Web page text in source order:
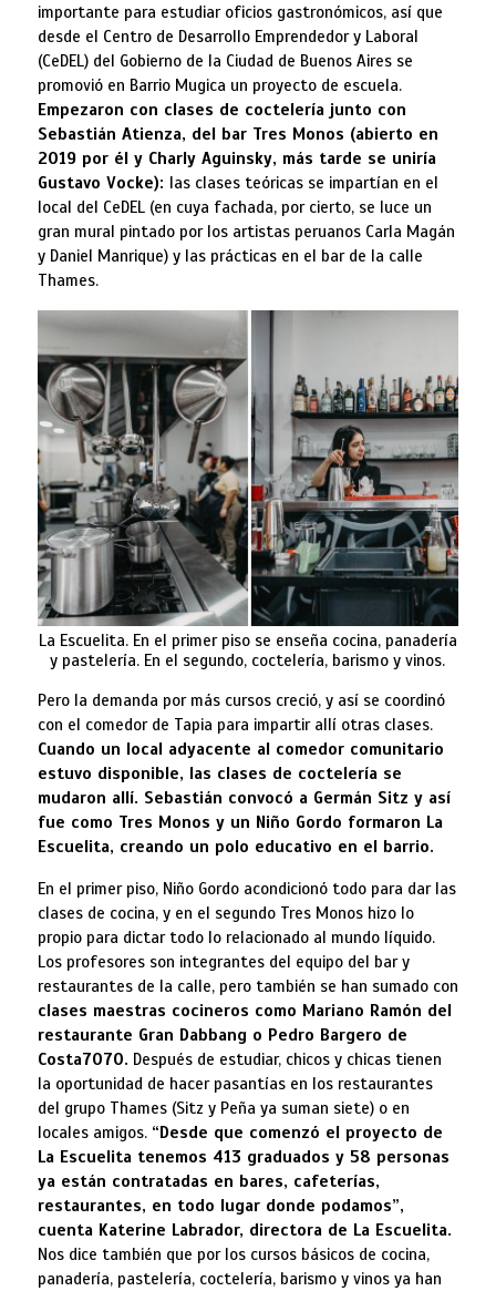
importante para estudiar oficios gastronómicos, así que
desde el Centro de Desarrollo Emprendedor y Laboral
(CeDEL) del Gobierno de la Ciudad de Buenos Aires se
promovió en Barrio Mugica un proyecto de escuela.
Empezaron con clases de coctelería junto con
Sebastián Atienza, del bar Tres Monos (abierto en
2019 por él y Charly Aguinsky, más tarde se uniría
Gustavo Vocke): las clases teóricas se impartían en el
local del CeDEL (en cuya fachada, por cierto, se luce un
gran mural pintado por los artistas peruanos Carla Magán
y Daniel Manrique) y las prácticas en el bar de la calle
Thames.
La Escuelita. En el primer piso se enseña cocina, panadería
y pastelería. En el segundo, coctelería, barismo y vinos.
Pero la demanda por más cursos creció, y así se coordinó
con el comedor de Tapia para impartir allí otras clases.
Cuando un local adyacente al comedor comunitario
estuvo disponible, las clases de coctelería se
mudaron allí. Sebastián convocó a Germán Sitz y así
fue como Tres Monos y un Niño Gordo formaron La
Escuelita, creando un polo educativo en el barrio.
En el primer piso, Niño Gordo acondicionó todo para dar las
clases de cocina, y en el segundo Tres Monos hizo lo
propio para dictar todo lo relacionado al mundo líquido.
Los profesores son integrantes del equipo del bar y
restaurantes de la calle, pero también se han sumado con
clases maestras cocineros como Mariano Ramón del
restaurante Gran Dabbang o Pedro Bargero de
Costa7070. Después de estudiar, chicos y chicas tienen
la oportunidad de hacer pasantías en los restaurantes
del grupo Thames (Sitz y Peña ya suman siete) o en
locales amigos. “Desde que comenzó el proyecto de
La Escuelita tenemos 413 graduados y 58 personas
ya están contratadas en bares, cafeterías,
restaurantes, en todo lugar donde podamos”,
cuenta Katerine Labrador, directora de La Escuelita.
Nos dice también que por los cursos básicos de cocina,
panadería, pastelería, coctelería, barismo y vinos ya han